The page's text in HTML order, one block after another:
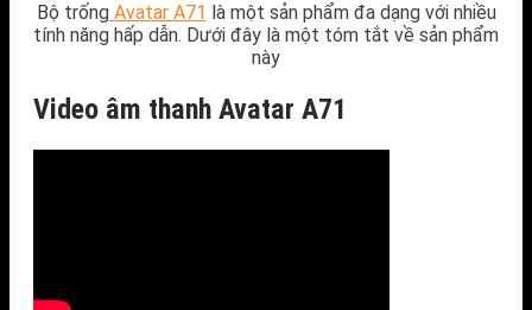
Bộ trốngAvatar A71 là một sản phẩm đa dạng với nhiều
tính năng hấp dẫn. Dưới đây là một tóm tắt về sản phẩm
này
Video âm thanh Avatar A71